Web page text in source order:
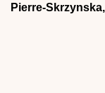
Pierre-